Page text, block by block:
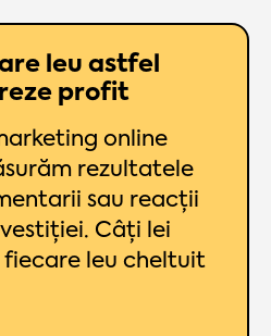
leu astfel
profit
online
rezultatele
sau reacții
Câți lei
leu cheltuit